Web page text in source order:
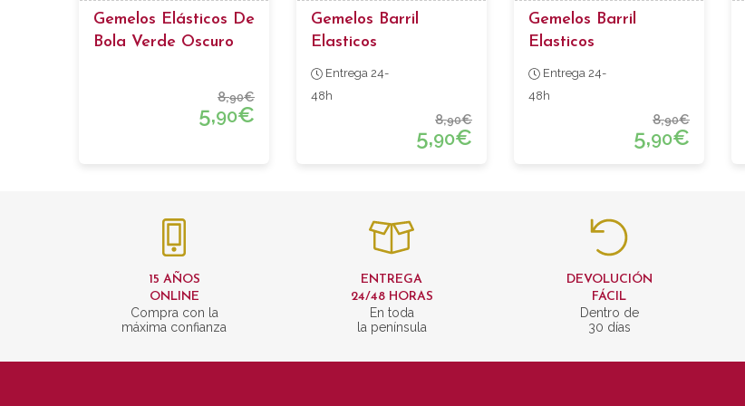
Gemelos Elásticos De
Bola Verde Oscuro
8,90€
5,90€
Gemelos Barril
Elasticos
Entrega 24-
48h
8,90€
5,90€
Gemelos Barril
Elasticos
Entrega 24-
48h
8,90€
5,90€
15 AÑOS
ONLINE
Compra con la
máxima confianza
ENTREGA
24/48 HORAS
En toda
la península
DEVOLUCIÓN
FÁCIL
Dentro de
30 días